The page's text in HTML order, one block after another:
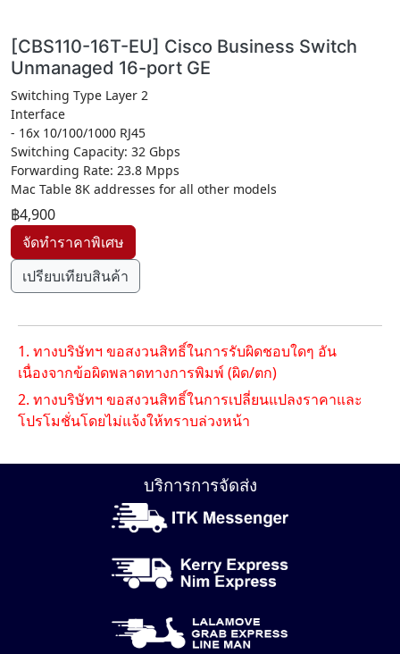
[CBS110-16T-EU] Cisco Business Switch
Unmanaged 16-port GE
Switching Type Layer 2
Interface
- 16x 10/100/1000 RJ45
Switching Capacity: 32 Gbps
Forwarding Rate: 23.8 Mpps
Mac Table 8K addresses for all other models
฿4,900
เปรียบเทียบสินค้า
1. ทางบริษัทฯ ขอสงวนสิทธิ์ในการรับผิดชอบใดๆ อัน
เนื่องจากข้อผิดพลาดทางการพิมพ์ (ผิด/ตก)
2. ทางบริษัทฯ ขอสงวนสิทธิ์ในการเปลี่ยนแปลงราคาและ
โปรโมชั่นโดยไม่แจ้งให้ทราบล่วงหน้า
บริการการจัดส่ง